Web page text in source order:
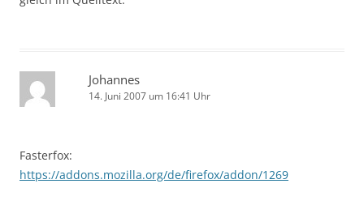
Johannes
14. Juni 2007 um 16:41 Uhr
Fasterfox:
https://addons.mozilla.org/de/firefox/addon/1269